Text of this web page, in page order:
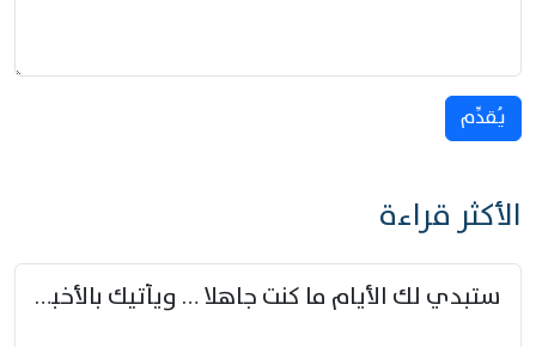
يُقدِّم
الأكثر قراءة
ستبدي لك الأيام ما كنت جاهلا … ويأتيك بالأخبار من لم تزوّد